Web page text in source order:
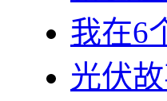
我在6
光伏